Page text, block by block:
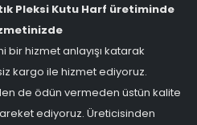
Pleksi Kutu Harf üretiminde
bir hizmet anlayışı katarak
kargo ile hizmet ediyoruz.
de ödün vermeden üstün kalite
ediyoruz. Üreticisinden